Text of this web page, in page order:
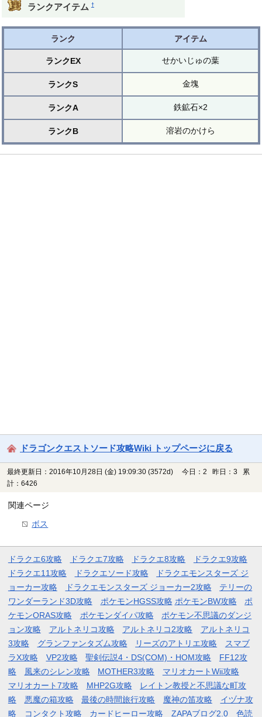
ランクアイテム †
ランク アイテム
ランクEX せかいじゅの葉
ランクS 金塊
ランクA 鉄鉱石×2
ランクB 溶岩のかけら
ドラゴンクエストソード攻略Wiki トップページに戻る
最終更新日：2016年10月28日 (金) 19:09:30 (3572d)
今日：2 昨日：3 累
計：6426
関連ページ
ボス
ドラクエ6攻略 ドラクエ7攻略 ドラクエ8攻略
ドラクエ9攻略
ドラクエ11攻略
ドラクエソード攻略
ドラクエモンスターズ ジ
ョーカー攻略
ドラクエモンスターズ ジョーカー2攻略
テリーの
ワンダーランド3D攻略
ポケモンHGSS攻略 ポケモンBW攻略
ポ
ケモンORAS攻略
ポケモンダイパ攻略
ポケモン不思議のダンジ
ョン攻略
アルトネリコ攻略 アルトネリコ2攻略
アルトネリコ
3攻略
グランファンタズム攻略 リーズのアトリエ攻略
スマブ
ラX攻略
VP2攻略 聖剣伝説4・DS(COM)・HOM攻略
FF12攻
略
風来のシレン攻略 MOTHER3攻略
マリオカートWii攻略
マリオカート7攻略
MHP2G攻略
レイトン教授と不思議な町攻
略
悪魔の箱攻略 最後の時間旅行攻略 魔神の笛攻略
イヅナ攻
略
コンタクト攻略 カードヒーロー攻略 ZAPAブログ2.0 色読